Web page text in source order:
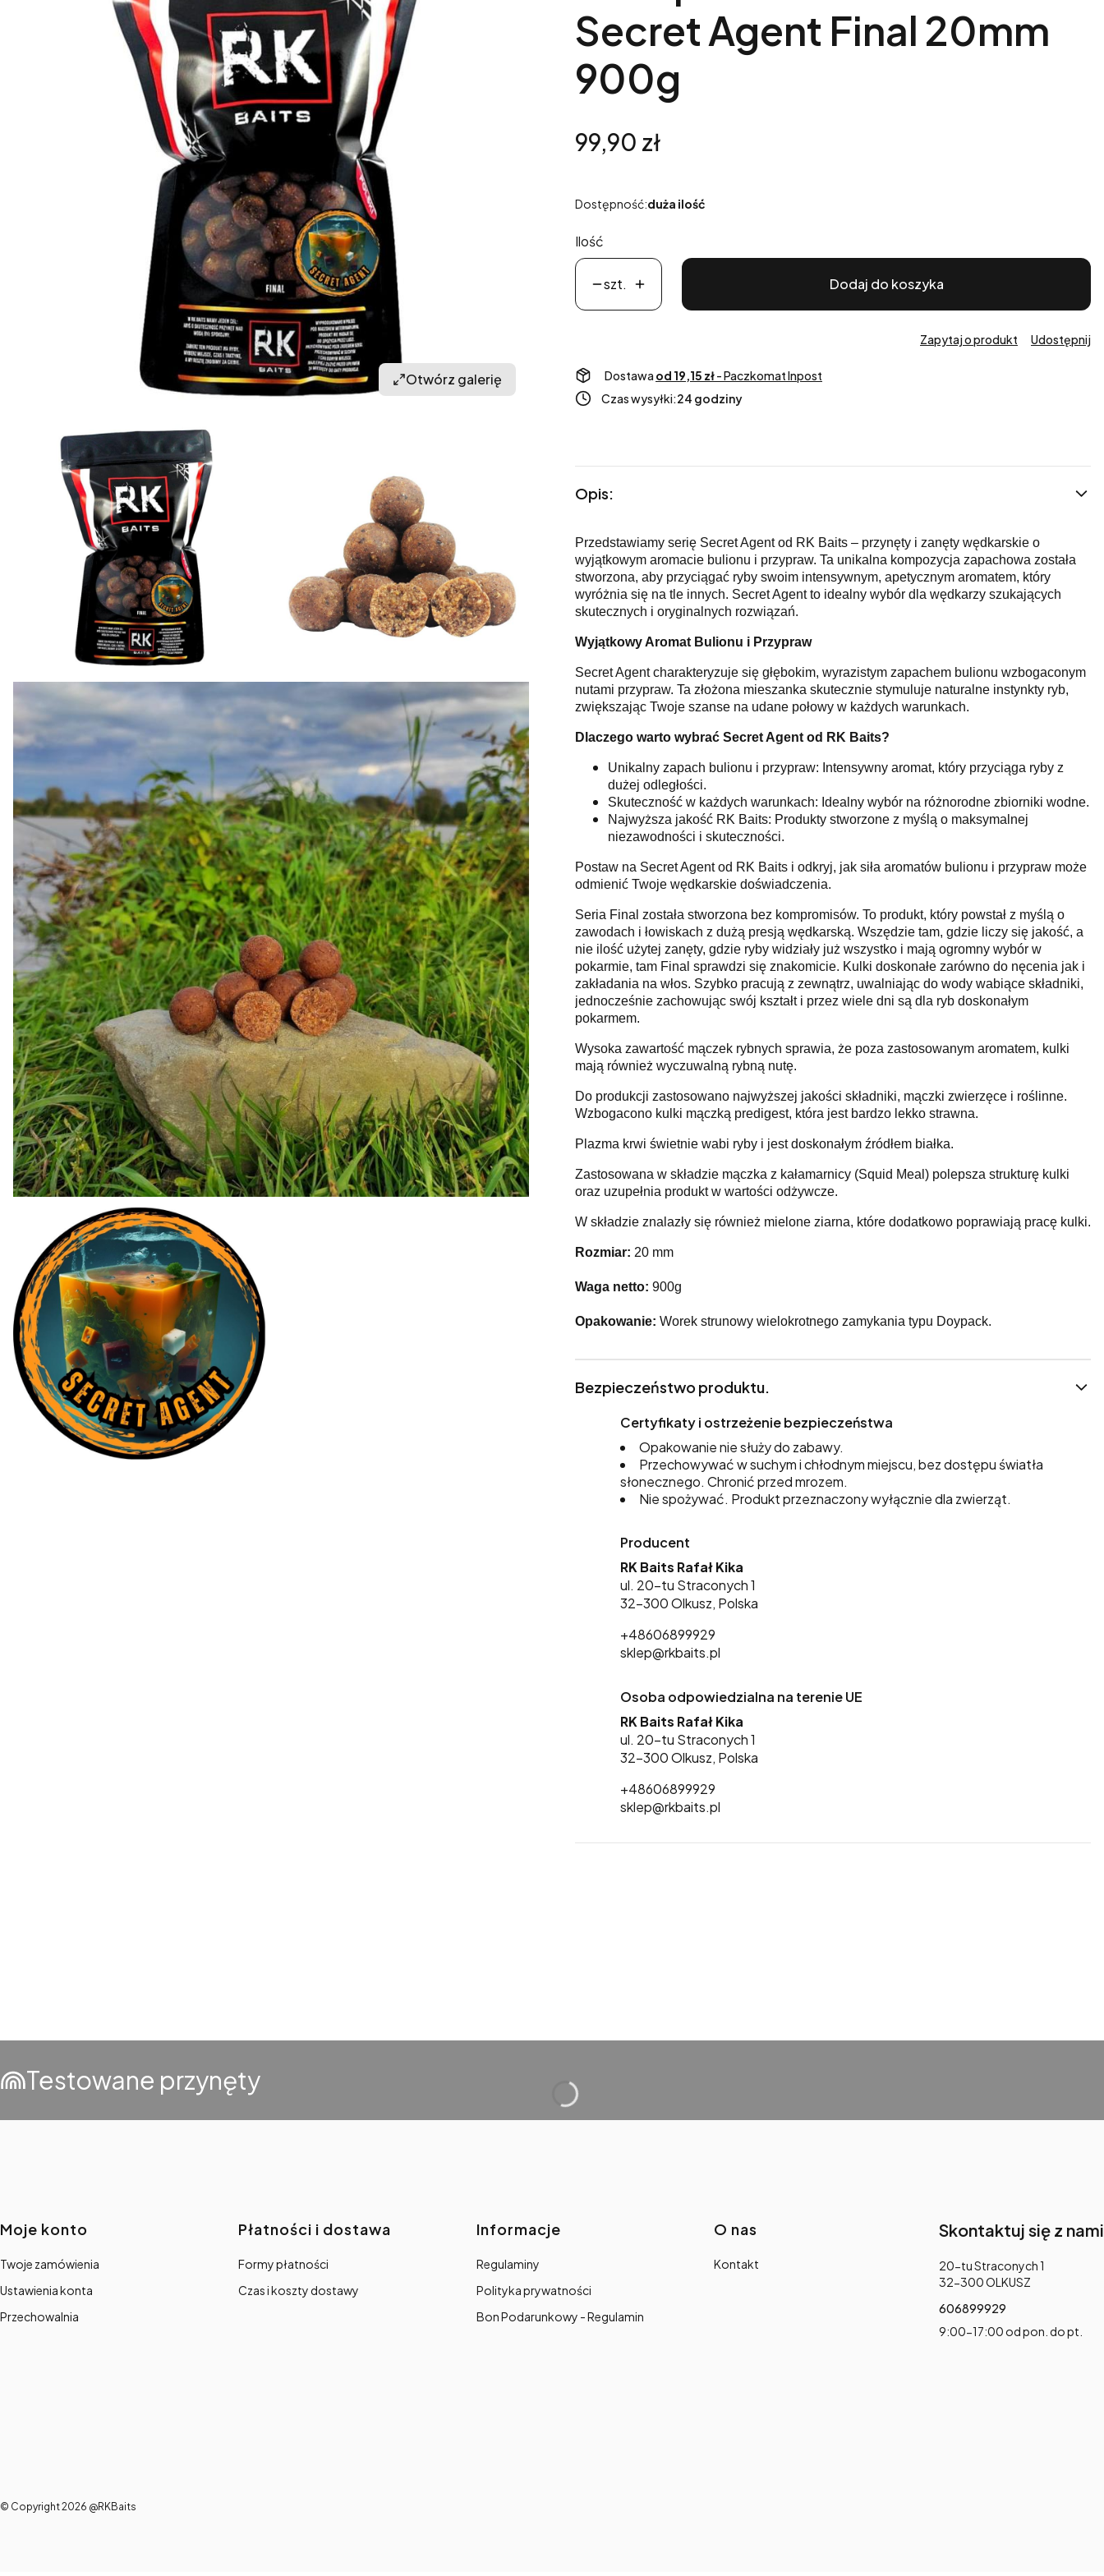
Otwórz galerię
Secret Agent Final 20mm
900g
Cena
99,90 zł
Dostępność:duża ilość
Ilość
szt. Dodaj do koszyka
Zapytaj o produkt Udostępnij
Dostawa od 19,15 zł- Paczkomat Inpost
Czas wysyłki:24 godziny
Opis:
Przedstawiamy serię Secret Agent od RK Baits – przynęty i zanęty wędkarskie o
wyjątkowym aromacie bulionu i przypraw. Ta unikalna kompozycja zapachowa została
stworzona, aby przyciągać ryby swoim intensywnym, apetycznym aromatem, który
wyróżnia się na tle innych. Secret Agent to idealny wybór dla wędkarzy szukających
skutecznych i oryginalnych rozwiązań.
Wyjątkowy Aromat Bulionu i Przypraw
Secret Agent charakteryzuje się głębokim, wyrazistym zapachem bulionu wzbogaconym
nutami przypraw. Ta złożona mieszanka skutecznie stymuluje naturalne instynkty ryb,
zwiększając Twoje szanse na udane połowy w każdych warunkach.
Dlaczego warto wybrać Secret Agent od RK Baits?
Unikalny zapach bulionu i przypraw: Intensywny aromat, który przyciąga ryby z
dużej odległości.
Skuteczność w każdych warunkach: Idealny wybór na różnorodne zbiorniki wodne.
Najwyższa jakość RK Baits: Produkty stworzone z myślą o maksymalnej
niezawodności i skuteczności.
Postaw na Secret Agent od RK Baits i odkryj, jak siła aromatów bulionu i przypraw może
odmienić Twoje wędkarskie doświadczenia.
Seria Final została stworzona bez kompromisów. To produkt, który powstał z myślą o
zawodach i łowiskach z dużą presją wędkarską. Wszędzie tam, gdzie liczy się jakość, a
nie ilość użytej zanęty, gdzie ryby widziały już wszystko i mają ogromny wybór w
pokarmie, tam Final sprawdzi się znakomicie. Kulki doskonałe zarówno do nęcenia jak i
zakładania na włos. Szybko pracują z zewnątrz, uwalniając do wody wabiące składniki,
jednocześnie zachowując swój kształt i przez wiele dni są dla ryb doskonałym
pokarmem.
Wysoka zawartość mączek rybnych sprawia, że poza zastosowanym aromatem, kulki
mają również wyczuwalną rybną nutę.
Do produkcji zastosowano najwyższej jakości składniki, mączki zwierzęce i roślinne.
Wzbogacono kulki mączką predigest, która jest bardzo lekko strawna.
Plazma krwi świetnie wabi ryby i jest doskonałym źródłem białka.
Zastosowana w składzie mączka z kałamarnicy (Squid Meal) polepsza strukturę kulki
oraz uzupełnia produkt w wartości odżywcze.
W składzie znalazły się również mielone ziarna, które dodatkowo poprawiają pracę kulki.
Rozmiar: 20 mm
Waga netto: 900g
Opakowanie: Worek strunowy wielokrotnego zamykania typu Doypack.
Bezpieczeństwo produktu.
Certyfikaty i ostrzeżenie bezpieczeństwa
Opakowanie nie służy do zabawy.
Przechowywać w suchym i chłodnym miejscu, bez dostępu światła
słonecznego. Chronić przed mrozem.
Nie spożywać. Produkt przeznaczony wyłącznie dla zwierząt.
Producent
RK Baits Rafał Kika
ul. 20-tu Straconych 1
32-300 Olkusz, Polska
+48606899929
sklep@rkbaits.pl
Osoba odpowiedzialna na terenie UE
RK Baits Rafał Kika
ul. 20-tu Straconych 1
32-300 Olkusz, Polska
+48606899929
sklep@rkbaits.pl
Testowane przynęty
Linki w stopce
Moje konto
Twoje zamówienia
Ustawienia konta
Przechowalnia
Płatności i dostawa
Formy płatności
Czas i koszty dostawy
Informacje
Regulaminy
Polityka prywatności
Bon Podarunkowy - Regulamin
O nas
Kontakt
Skontaktuj się z nami
Adres:
20-tu Straconych 1
32-300 OLKUSZ
606899929
9:00-17:00 od pon. do pt.
© Copyright 2026 @RKBaits